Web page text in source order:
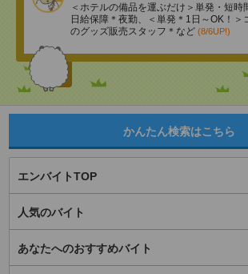
＜ホテルの備品を運ぶだけ＞単発・短時
日給保障＊夜勤、＜単発＊1日～OK！＞
のグッズ販売スタッフ＊など (8/6UP!)
かんたん検索はこちら
エンバイトTOP
人気のバイト
あなたへのおすすめバイト